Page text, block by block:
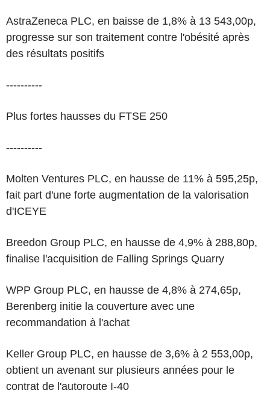
AstraZeneca PLC, en baisse de 1,8% à 13 543,00p,
progresse sur son traitement contre l'obésité après
des résultats positifs
----------
Plus fortes hausses du FTSE 250
----------
Molten Ventures PLC, en hausse de 11% à 595,25p,
fait part d'une forte augmentation de la valorisation
d'ICEYE
Breedon Group PLC, en hausse de 4,9% à 288,80p,
finalise l'acquisition de Falling Springs Quarry
WPP Group PLC, en hausse de 4,8% à 274,65p,
Berenberg initie la couverture avec une
recommandation à l'achat
Keller Group PLC, en hausse de 3,6% à 2 553,00p,
obtient un avenant sur plusieurs années pour le
contrat de l'autoroute I-40